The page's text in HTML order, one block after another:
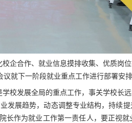
企合作、就业信息摸排收集、优质岗
就下一阶段就业重点工作进行部署安
校发展全局的重点工作，事关学校长
发展趋势，动态调整专业结构，持续
院长作为就业工作第一责任人，要正视